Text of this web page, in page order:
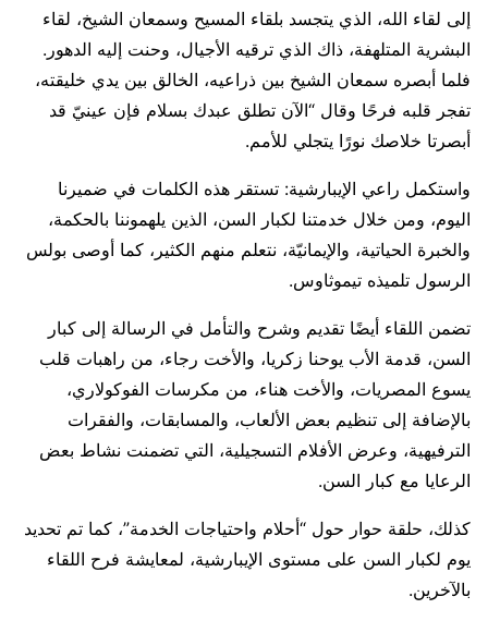
إلى لقاء الله، الذي يتجسد بلقاء المسيح وسمعان الشيخ، لقاء
البشرية المتلهفة، ذاك الذي ترقيه الأجيال، وحنت إليه الدهور.
فلما أبصره سمعان الشيخ بين ذراعيه، الخالق بين يدي خليقته،
تفجر قلبه فرحًا وقال “الآن تطلق عبدك بسلام فإن عينيّ قد
أبصرتا خلاصك نورًا يتجلي للأمم.
واستكمل راعي الإيبارشية: تستقر هذه الكلمات في ضميرنا
اليوم، ومن خلال خدمتنا لكبار السن، الذين يلهموننا بالحكمة،
والخبرة الحياتية، والإيمانيّة، نتعلم منهم الكثير، كما أوصى بولس
الرسول تلميذه تيموثاوس.
تضمن اللقاء أيضًا تقديم وشرح والتأمل في الرسالة إلى كبار
السن، قدمة الأب يوحنا زكريا، والأخت رجاء، من راهبات قلب
يسوع المصريات، والأخت هناء، من مكرسات الفوكولاري،
بالإضافة إلى تنظيم بعض الألعاب، والمسابقات، والفقرات
الترفيهية، وعرض الأفلام التسجيلية، التي تضمنت نشاط بعض
الرعايا مع كبار السن.
كذلك، حلقة حوار حول “أحلام واحتياجات الخدمة”، كما تم تحديد
يوم لكبار السن على مستوى الإيبارشية، لمعايشة فرح اللقاء
بالآخرين.